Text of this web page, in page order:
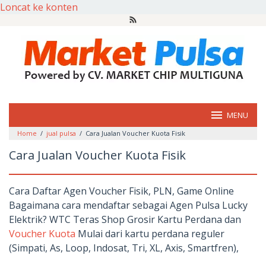
Loncat ke konten
MENU
Home / jual pulsa / Cara Jualan Voucher Kuota Fisik
Cara Jualan Voucher Kuota Fisik
Cara Daftar Agen Voucher Fisik, PLN, Game Online
Bagaimana cara mendaftar sebagai Agen Pulsa Lucky
Elektrik? WTC Teras Shop Grosir Kartu Perdana dan
Voucher Kuota Mulai dari kartu perdana reguler
(Simpati, As, Loop, Indosat, Tri, XL, Axis, Smartfren),